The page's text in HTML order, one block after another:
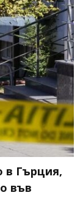
в Гърция,
във